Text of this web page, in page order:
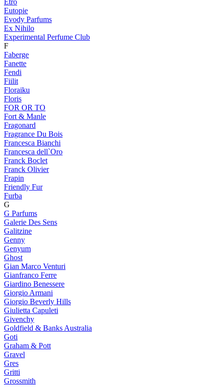
Etro
Eutopie
Evody Parfums
Ex Nihilo
Experimental Perfume Club
F
Faberge
Fanette
Fendi
Fiilit
Floraiku
Floris
FOR OR TO
Fort & Manle
Fragonard
Fragrance Du Bois
Francesca Bianchi
Francesca dell`Oro
Franck Boclet
Franck Olivier
Frapin
Friendly Fur
Furba
G
G Parfums
Galerie Des Sens
Galitzine
Genny
Genyum
Ghost
Gian Marco Venturi
Gianfranco Ferre
Giardino Benessere
Giorgio Armani
Giorgio Beverly Hills
Giulietta Capuleti
Givenchy
Goldfield & Banks Australia
Goti
Graham & Pott
Gravel
Gres
Gritti
Grossmith